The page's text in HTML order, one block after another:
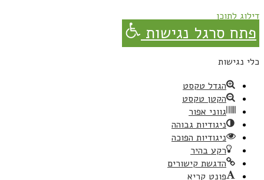
דילוג לתוכן
פתח סרגל נגישות
כלי נגישות
הגדל טקסט
הקטן טקסט
גווני אפור
ניגודיות גבוהה
ניגודיות הפוכה
רקע בהיר
הדגשת קישורים
פונט קריא